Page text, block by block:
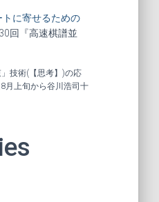
に寄せるための
回『高速棋譜並
技術(【思考】)の応
月上旬から谷川浩司十